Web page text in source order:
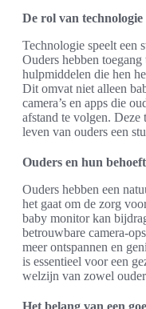
De rol van
Technologie speelt een
Ouders hebben
hulpmiddelen die hen
Dit omvat niet alleen
camera’s en apps die
afstand te volgen. Deze
leven van ouders een
Ouders en hun
Ouders hebben een
het gaat om de zorg
baby monitor kan
betrouwbare camera-
meer ontspannen en
is essentieel voor een
welzijn van zowel